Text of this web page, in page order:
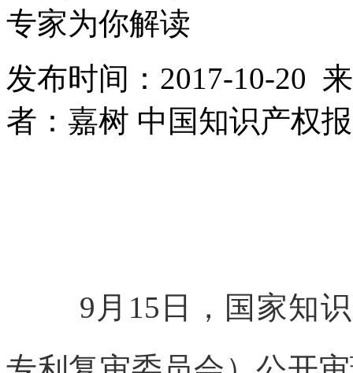
专家为你解读
发布时间：2017-10-20
者：嘉树 中国知识产权
9月15日，国家知